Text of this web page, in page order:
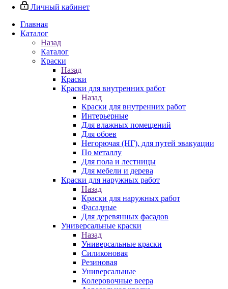
Личный кабинет
Главная
Каталог
Назад
Каталог
Краски
Назад
Краски
Краски для внутренних работ
Назад
Краски для внутренних работ
Интерьерные
Для влажных помещений
Для обоев
Негорючая (НГ), для путей эвакуации
По металлу
Для пола и лестницы
Для мебели и дерева
Краски для наружных работ
Назад
Краски для наружных работ
Фасадные
Для деревянных фасадов
Универсальные краски
Назад
Универсальные краски
Силиконовая
Резиновая
Универсальные
Колеровочные веера